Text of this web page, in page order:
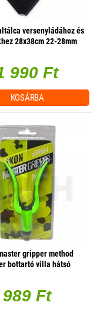
versenyládához és
28x38cm 22-28mm
990 Ft
KOSÁRBA
gripper method
bottartó villa hátsó
989 Ft